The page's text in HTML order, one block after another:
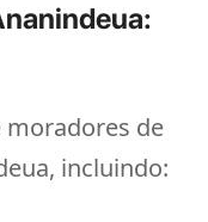
moradores de
incluindo: